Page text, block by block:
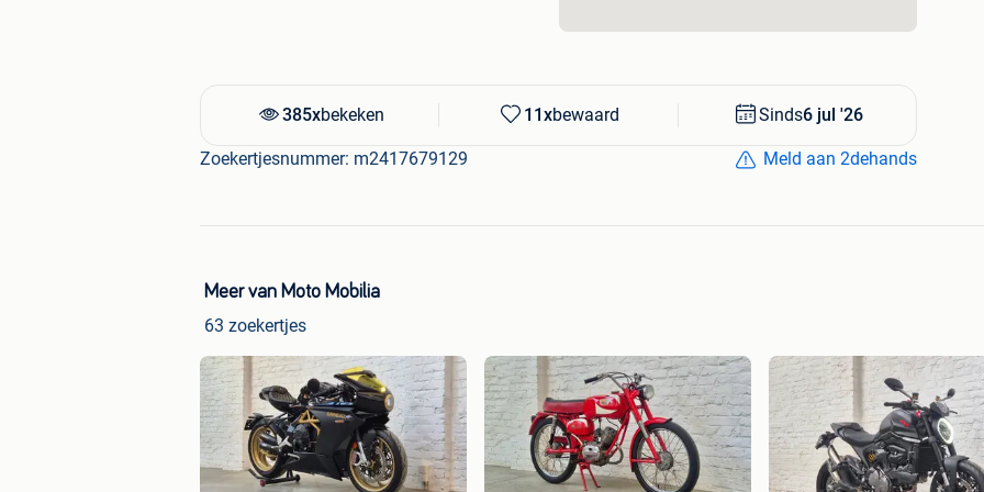
volledig rijklaar voor onmiddellijke inschrijving!)
Contact & Bezichtiging:
Locatie:
@Motomobilia Kortrijk.
Beschikbaarheid:7 dagen op 7 open op afspraak.
385xbekeken 11xbewaard Sinds6 jul '26
Zoekertjesnummer: m2417679129 Meld aan 2dehands
Meer van Moto Mobilia
63 zoekertjes